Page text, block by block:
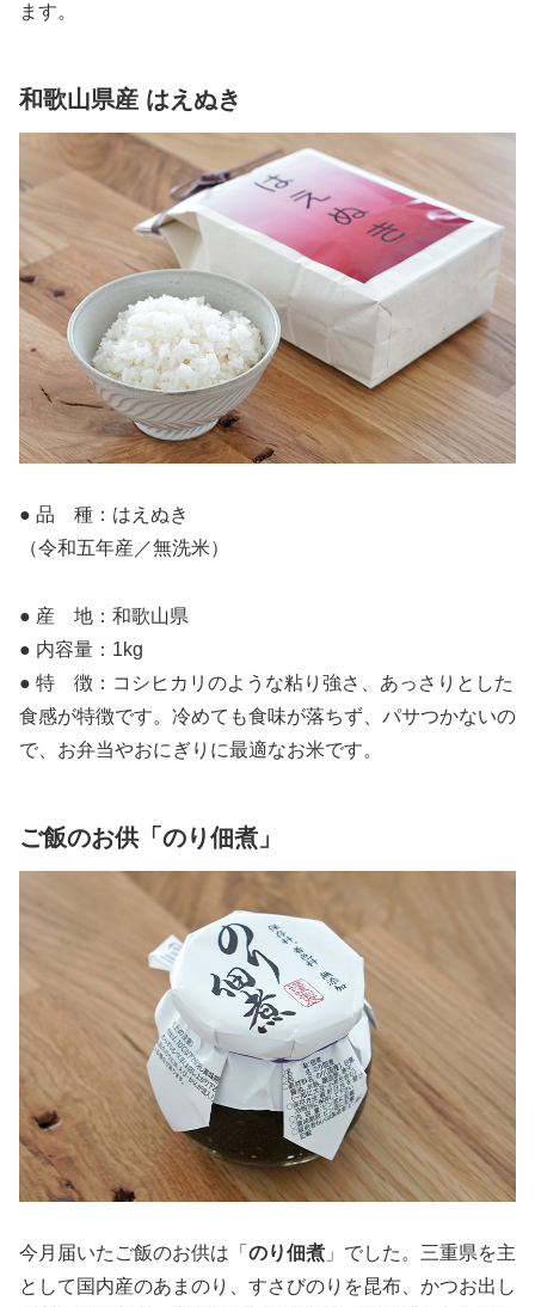
ます。
和歌山県産 はえぬき
● 品 種：はえぬき
（令和五年産／無洗米）
● 産 地：和歌山県
● 内容量：1kg
● 特 徴：コシヒカリのような粘り強さ、あっさりとした
食感が特徴です。冷めても食味が落ちず、パサつかないの
で、お弁当やおにぎりに最適なお米です。
ご飯のお供「のり佃煮」
今月届いたご飯のお供は「 のり佃煮 」でした。三重県を主
として国内産のあまのり、すさびのりを昆布、かつお出し